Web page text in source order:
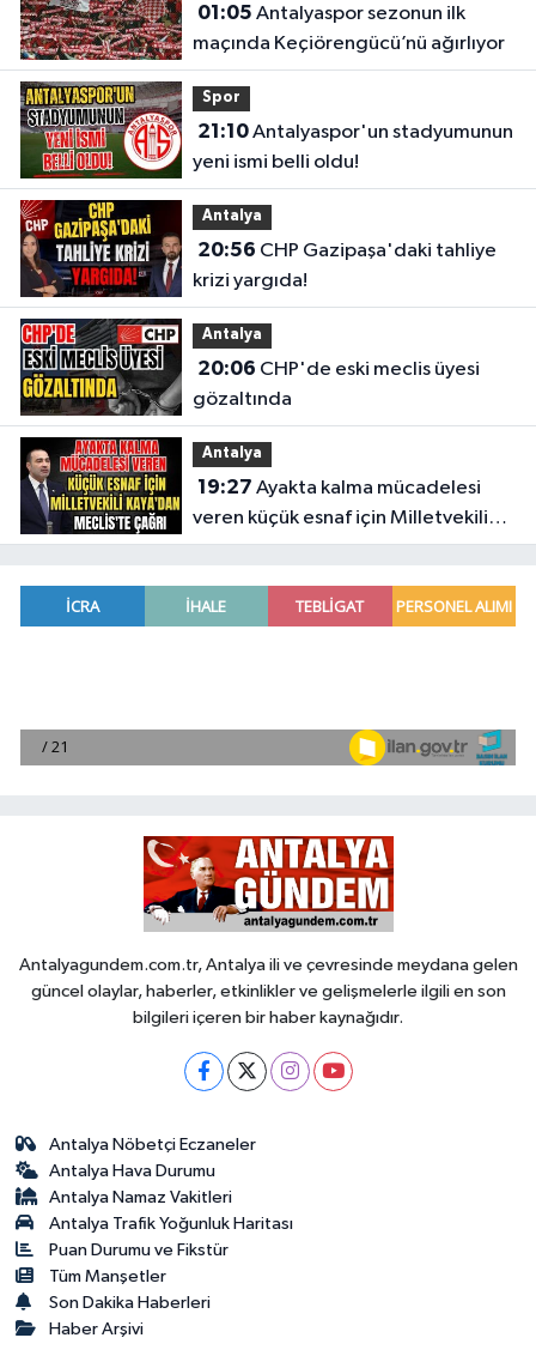
01:05
maçında Keçiörengücü’nü ağırlıyor
Spor
21:10Antalyaspor'un stadyumunun
yeni ismi belli oldu!
Antalya
20:56
krizi yargıda!
Antalya
20:06
gözaltında
Antalya
19:27
veren küçük esnaf için Milletvekili
Kaya'dan Meclis'te çağrı
Antalyagundem.com.tr, Antalya ili ve çevresinde meydana gelen
güncel olaylar, haberler, etkinlikler ve gelişmelerle ilgili en son
bilgileri içeren bir haber kaynağıdır.
Antalya Nöbetçi Eczaneler
Antalya Hava Durumu
Antalya Namaz Vakitleri
Antalya Trafik Yoğunluk Haritası
Puan Durumu ve Fikstür
Tüm Manşetler
Son Dakika Haberleri
Haber Arşivi